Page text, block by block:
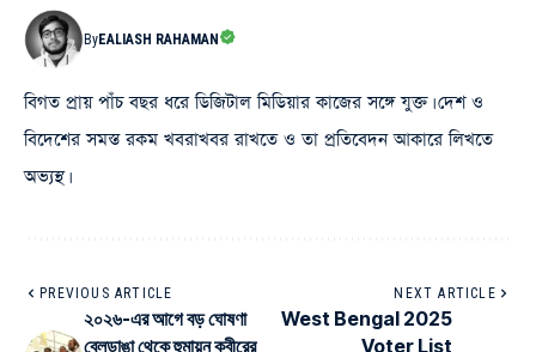
ByEALIASH RAHAMAN
বিগত প্রায় পাঁচ বছর ধরে ডিজিটাল মিডিয়ার কাজের সঙ্গে যুক্ত। দেশ ও
বিদেশের সমস্ত রকম খবরাখবর রাখতে ও তা প্রতিবেদন আকারে লিখতে
অভ্যস্থ।
PREVIOUS ARTICLE
২০২৬-এর আগে বড় ঘোষণা
বেলডাঙা থেকে হুমায়ুন কবীরের
NEXT ARTICLE
West Bengal 2025
Voter List